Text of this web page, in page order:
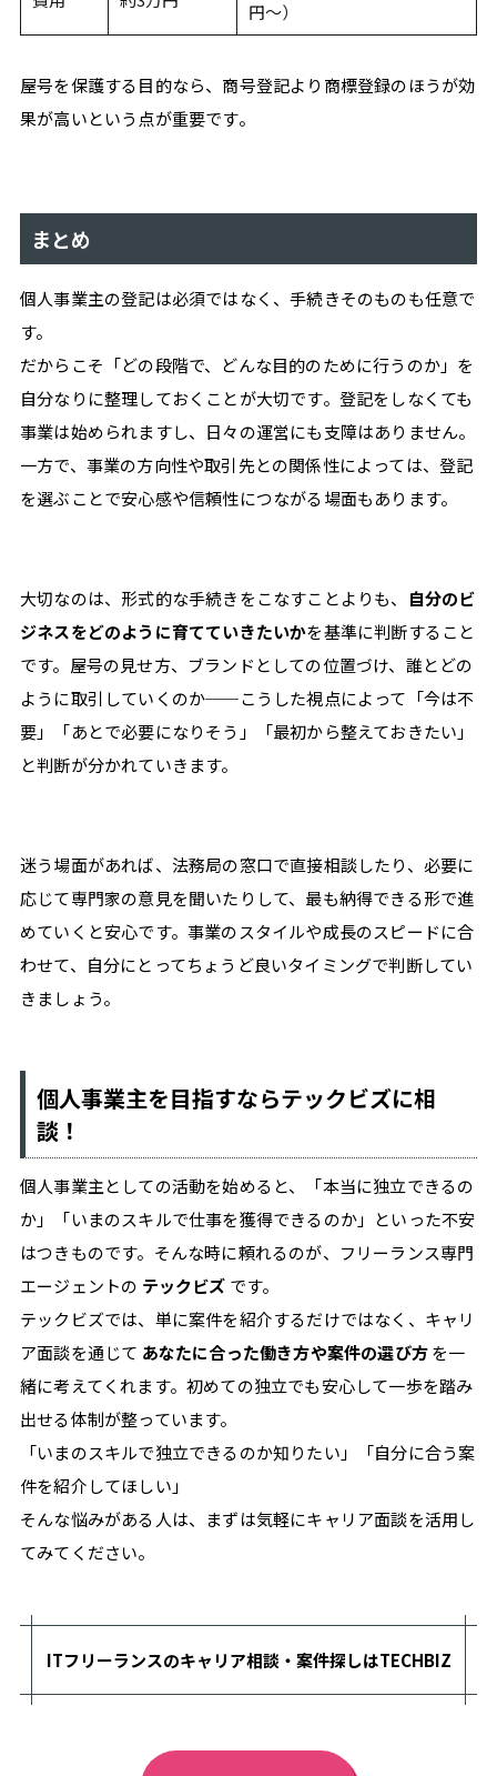
円〜）
屋号を保護する目的なら、商号登記より商標登録のほうが効
果が高いという点が重要です。
まとめ
個人事業主の登記は必須ではなく、手続きそのものも任意で
す。
だからこそ「どの段階で、どんな目的のために行うのか」を
自分なりに整理しておくことが大切です。登記をしなくても
事業は始められますし、日々の運営にも支障はありません。
一方で、事業の方向性や取引先との関係性によっては、登記
を選ぶことで安心感や信頼性につながる場面もあります。
大切なのは、形式的な手続きをこなすことよりも、
自分のビ
ジネスをどのように育てていきたいかを基準に判断すること
です。屋号の見せ方、ブランドとしての位置づけ、誰とどの
ように取引していくのか──こうした視点によって「今は不
要」「あとで必要になりそう」「最初から整えておきたい」
と判断が分かれていきます。
迷う場面があれば、法務局の窓口で直接相談したり、必要に
応じて専門家の意見を聞いたりして、最も納得できる形で進
めていくと安心です。事業のスタイルや成長のスピードに合
わせて、自分にとってちょうど良いタイミングで判断してい
きましょう。
個人事業主を目指すならテックビズに相
談！
個人事業主としての活動を始めると、「本当に独立できるの
か」「いまのスキルで仕事を獲得できるのか」といった不安
はつきものです。そんな時に頼れるのが、フリーランス専門
エージェントの テックビズ です。
テックビズでは、単に案件を紹介するだけではなく、キャリ
ア面談を通じて あなたに合った働き方や案件の選び方を一
緒に考えてくれます。初めての独立でも安心して一歩を踏み
出せる体制が整っています。
「いまのスキルで独立できるのか知りたい」「自分に合う案
件を紹介してほしい」
そんな悩みがある人は、まずは気軽にキャリア面談を活用し
てみてください。
ITフリーランスのキャリア相談・案件探しはTECHBIZ